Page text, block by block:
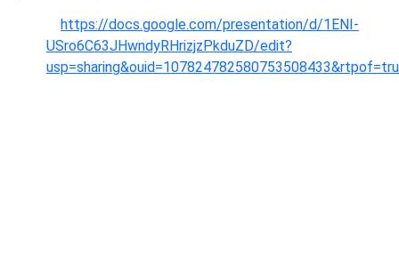
https://docs.google.com/presentation/d/1ENI-
USro6C63JHwndyRHrizjzPkduZD/edit?